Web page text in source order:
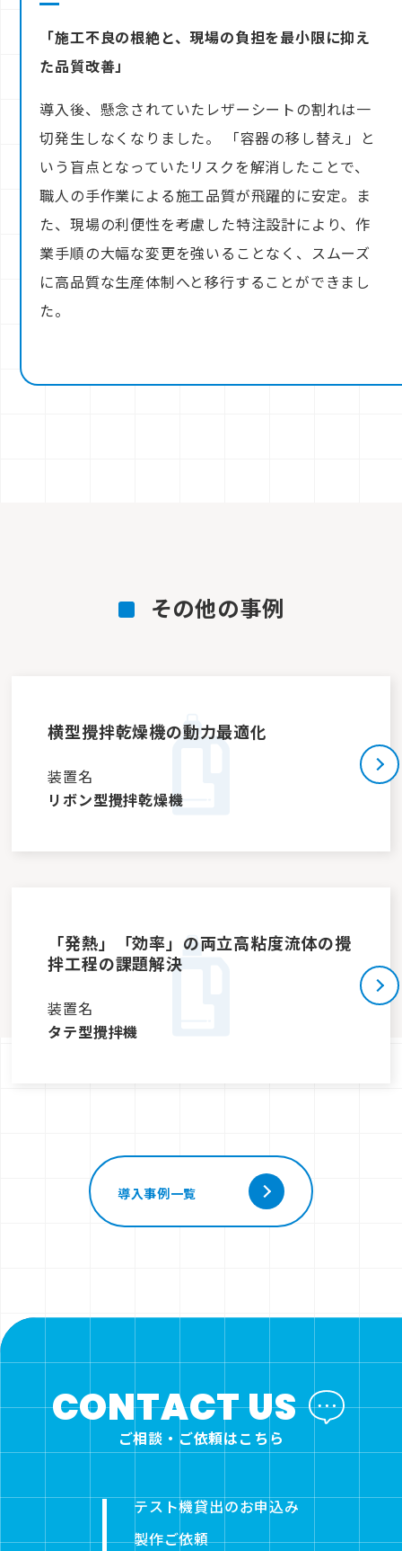
「施工不良の根絶と、現場の負担を最小限に抑え
た品質改善」
導入後、懸念されていたレザーシートの割れは一
切発生しなくなりました。 「容器の移し替え」と
いう盲点となっていたリスクを解消したことで、
職人の手作業による施工品質が飛躍的に安定。ま
た、現場の利便性を考慮した特注設計により、作
業手順の大幅な変更を強いることなく、スムーズ
に高品質な生産体制へと移行することができまし
た。
その他の事例
横型攪拌乾燥機の動力最適化
装置名
リボン型攪拌乾燥機
「発熱」「効率」の両立高粘度流体の攪
拌工程の課題解決
装置名
タテ型攪拌機
導入事例一覧
CONTACT US
ご相談・ご依頼はこちら
テスト機貸出のお申込み
製作ご依頼